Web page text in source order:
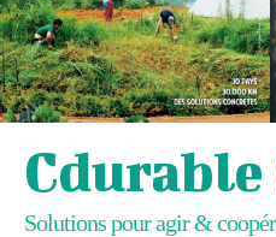
Cdurable
Solutions pour agir &